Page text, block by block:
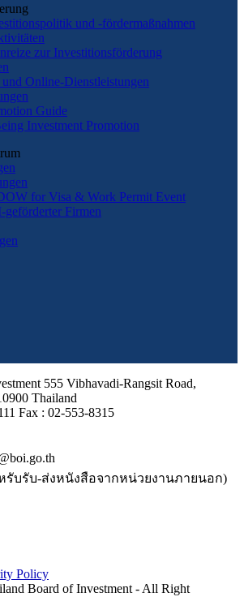
und -fördermaßnahmen
zur Investitionsförderung
Online-Dienstleistungen
Guide
Investment Promotion
for Visa & Work Permit Event
geförderter Firmen
555 Vibhavadi-Rangsit Road,
Thailand
Fax : 02-553-8315
รับรับ-ส่งหนังสือจากหน่วยงานภายนอก)
Policy
Board of Investment - All Right